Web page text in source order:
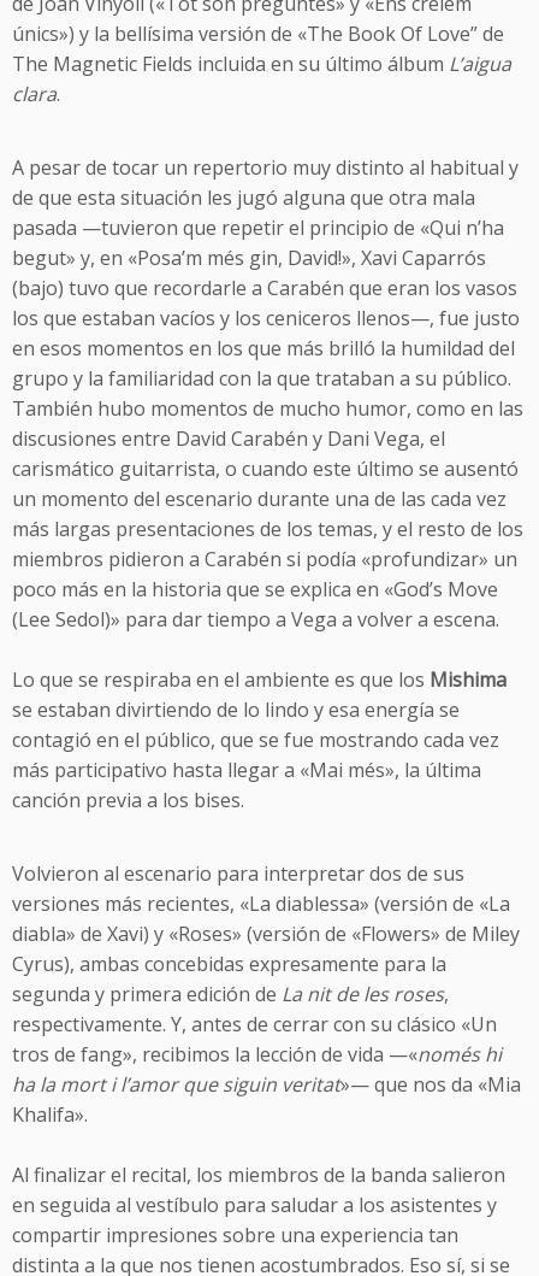
únics») y la bellísima versión de «The Book Of Love” de
The Magnetic Fields incluida en su último álbum L’aigua
clara.
A pesar de tocar un repertorio muy distinto al habitual y
de que esta situación les jugó alguna que otra mala
pasada —tuvieron que repetir el principio de «Qui n’ha
begut» y, en «Posa’m més gin, David!», Xavi Caparrós
(bajo) tuvo que recordarle a Carabén que eran los vasos
los que estaban vacíos y los ceniceros llenos—, fue justo
en esos momentos en los que más brilló la humildad del
grupo y la familiaridad con la que trataban a su público.
También hubo momentos de mucho humor, como en las
discusiones entre David Carabén y Dani Vega, el
carismático guitarrista, o cuando este último se ausentó
un momento del escenario durante una de las cada vez
más largas presentaciones de los temas, y el resto de los
miembros pidieron a Carabén si podía «profundizar» un
poco más en la historia que se explica en «God’s Move
(Lee Sedol)» para dar tiempo a Vega a volver a escena.
Lo que se respiraba en el ambiente es que los Mishima
se estaban divirtiendo de lo lindo y esa energía se
contagió en el público, que se fue mostrando cada vez
más participativo hasta llegar a «Mai més», la última
canción previa a los bises.
Volvieron al escenario para interpretar dos de sus
versiones más recientes, «La diablessa» (versión de «La
diabla» de Xavi) y «Roses» (versión de «Flowers» de Miley
Cyrus), ambas concebidas expresamente para la
segunda y primera edición de La nit de les roses,
respectivamente. Y, antes de cerrar con su clásico «Un
tros de fang», recibimos la lección de vida —«només hi
ha la mort i l’amor que siguin veritat»— que nos da «Mia
Khalifa».
Al finalizar el recital, los miembros de la banda salieron
en seguida al vestíbulo para saludar a los asistentes y
compartir impresiones sobre una experiencia tan
distinta a la que nos tienen acostumbrados. Eso sí, si se